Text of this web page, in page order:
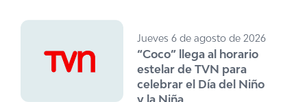
Jueves 6 de agosto de 2026
“Coco” llega al horario
estelar de TVN para
celebrar el Día del Niño